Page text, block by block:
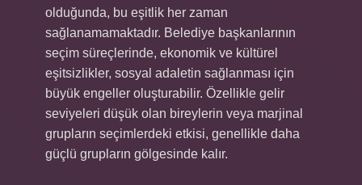
olduğunda, bu eşitlik her zaman
sağlanamamaktadır. Belediye başkanlarının
seçim süreçlerinde, ekonomik ve kültürel
eşitsizlikler, sosyal adaletin sağlanması için
büyük engeller oluşturabilir. Özellikle gelir
seviyeleri düşük olan bireylerin veya marjinal
grupların seçimlerdeki etkisi, genellikle daha
güçlü grupların gölgesinde kalır.